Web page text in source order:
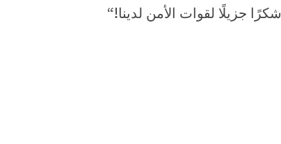
شكرًا جزيلًا لقوات الأمن لدينا!“